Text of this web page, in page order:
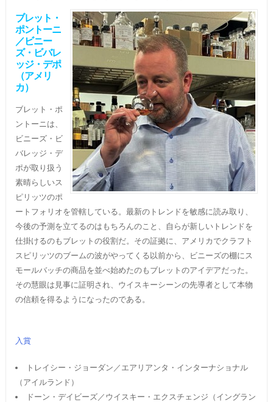
ブレット・
ポントーニ
／ビニー
ズ・ビバレ
ッジ・デポ
（アメリ
カ）
ブレット・ポ
ントーニは、
ビニーズ・ビ
バレッジ・デ
ポが取り扱う
素晴らしいス
ピリッツのポ
ートフォリオを管轄している。最新のトレンドを敏感に読み取り、
今後の予測を立てるのはもちろんのこと、自らが新しいトレンドを
仕掛けるのもブレットの役割だ。その証拠に、アメリカでクラフト
スピリッツのブームの波がやってくる以前から、ビニーズの棚にス
モールバッチの商品を並べ始めたのもブレットのアイデアだった。
その慧眼は見事に証明され、ウイスキーシーンの先導者として本物
の信頼を得るようになったのである。
入賞
トレイシー・ジョーダン／エアリアンタ・インターナショナル
（アイルランド）
ドーン・デイビーズ／ウイスキー・エクスチェンジ（イングラン